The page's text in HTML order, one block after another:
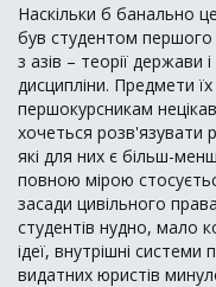
Наскільки б банально
був студентом першого
з азів – теорії держави
дисципліни. Предмети
першокурсникам
хочеться розв'язувати
які для них є більш-
повною мірою
засади цивільного
студентів нудно, мало
ідеї, внутрішні системи
видатних юристів